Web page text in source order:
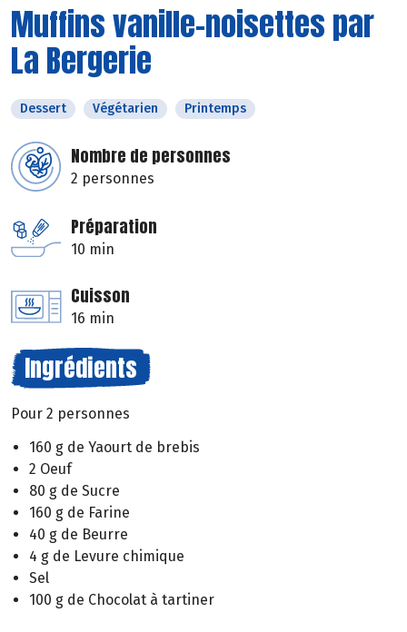
Muffins vanille-noisettes par
La Bergerie
Dessert Végétarien Printemps
Nombre de personnes
2 personnes
Préparation
10 min
Cuisson
16 min
Ingrédients
Pour 2 personnes
160 g de Yaourt de brebis
2 Oeuf
80 g de Sucre
160 g de Farine
40 g de Beurre
4 g de Levure chimique
Sel
100 g de Chocolat à tartiner